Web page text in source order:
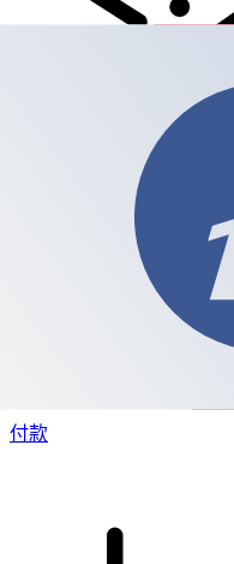
快捷安全地在线汇款。实
付款